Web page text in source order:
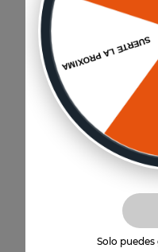
2020
Categoría
Gran Reserva
Solo